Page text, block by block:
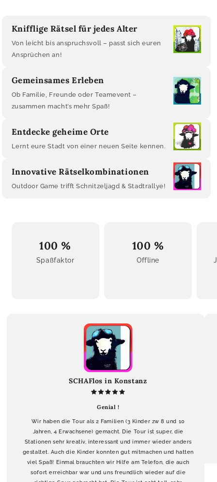
Knifflige Rätsel für jedes Alter
Von leicht bis anspruchsvoll – passt sich euren
Ansprüchen an!
Gemeinsames Erleben
Ob Familie, Freunde oder Teamevent –
zusammen macht’s mehr Spaß!
Entdecke geheime Orte
Lernt eure Stadt von einer neuen Seite kennen.
Innovative Rätselkombinationen
Outdoor Game trifft Schnitzeljagd & Stadtrallye!
100 %
Spaßfaktor
100 %
Offline
SCHAFlos in Konstanz
Genial !
Wir haben die Tour als 2 Familien (3 Kinder zw 8 und 10
Jahren, 4 Erwachsene) gemacht. Die Tour ist super, die
Stationen sehr kreativ, interessant und immer wieder anders
gestaltet. Auch die Kinder konnten gut mitmachen und hatten
viel Spaß! Einmal brauchten wir Hilfe am Telefon, die auch
sofort erreichbar war und uns freundlich wieder auf die